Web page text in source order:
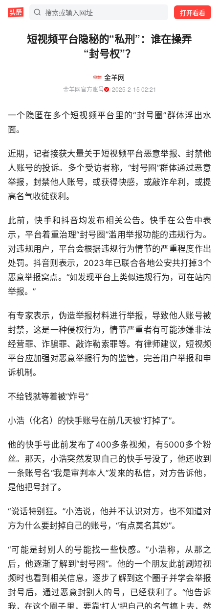
打开看看
短视频平台隐秘的“私刑”：谁在操弄
“封号权”？
金羊网
金羊网官方账号
  2025-2-15 02:21
一个隐匿在多个短视频平台里的“封号圈”群体浮出水
面。
近期，记者接获大量关于短视频平台恶意举报、封禁他
人账号的投诉。多个受访者称，“封号圈”群体通过恶意
举报，封禁他人账号，或获得快感，或敲诈牟利，或提
高名气收徒获利。
此前，快手和抖音均发布相关公告。快手在公告中表
示，平台着重治理“封号圈”滥用举报功能的违规行为。
对违规用户，平台会根据违规行为情节的严重程度作出
处罚。抖音则表示，2023年已联合各地公安共打掉3个
恶意举报窝点。“如发现平台上类似违规行为，可在站内
举报。”
有专家表示，伪造举报材料进行举报，导致他人账号被
封禁，这是一种侵权行为，情节严重者有可能涉嫌非法
经营罪、诈骗罪、敲诈勒索罪等。有律师建议，短视频
平台应加强对恶意举报行为的监管，完善用户举报和申
诉机制。
不给钱就等着被“炸号”
小浩（化名）的快手账号在前几天被“打掉了”。
他的快手号此前发布了400多条视频，有5000多个粉
丝。那天，小浩突然发现自己的快手号没了，他还收到
一条账号名“我是审判本人”发来的私信，对方告诉他，
是他把号封了。
“说话特别狂。”小浩说，他并不认识对方，也不知道对
方为什么要封掉自己的账号，“有点莫名其妙”。
“可能是封别人的号能找一些快感。”小浩称，从那之
后，他逐渐了解到“封号圈”。他的一个朋友此前刷短视
频时也看到相关信息，逐步了解到这个圈子并学会举报
封号后，通过恶意封别人的号，已经获利了。“他告诉
我，在这个圈子里，要靠‘打人’把自己的名气搞上去，然